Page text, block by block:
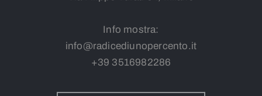
Info mostra:
info@radicediunopercento.it
+39 3516982286